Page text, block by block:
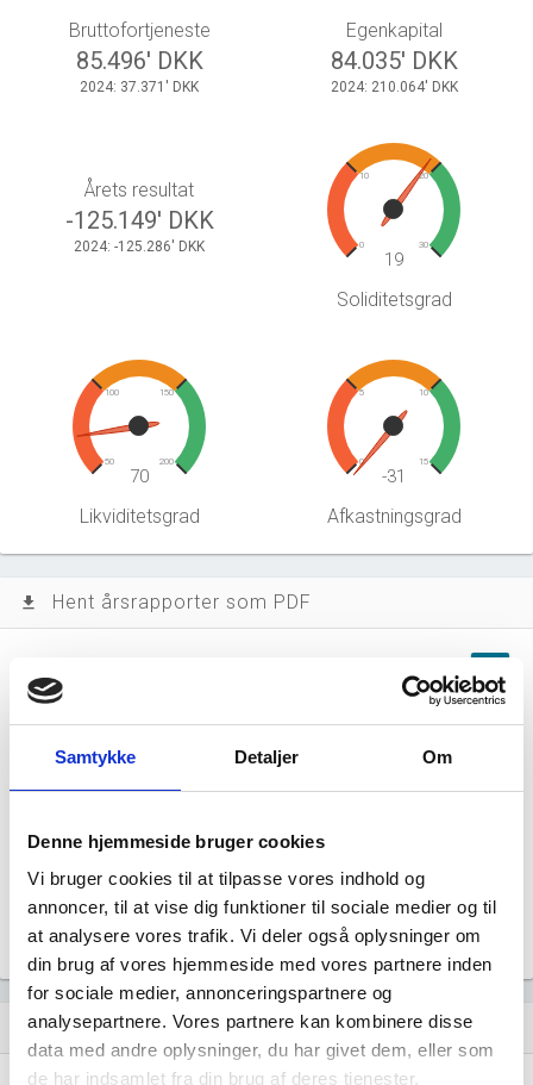
Samtykke Detaljer Om
Denne hjemmeside bruger cookies
Vi bruger cookies til at tilpasse vores indhold og
annoncer, til at vise dig funktioner til sociale medier og til
at analysere vores trafik. Vi deler også oplysninger om
din brug af vores hjemmeside med vores partnere inden
for sociale medier, annonceringspartnere og
analysepartnere. Vores partnere kan kombinere disse
data med andre oplysninger, du har givet dem, eller som
de har indsamlet fra din brug af deres tjenester.
Bruttofortjeneste
85.496' DKK
2024: 37.371' DKK
Egenkapital
84.035' DKK
2024: 210.064' DKK
Årets resultat
-125.149' DKK
2024: -125.286' DKK 0
10 20
30
19
Soliditetsgrad
50
100 150
200
70
Likviditetsgrad
0
5 10
15
-31
Afkastningsgrad
file_download Hent årsrapporter som PDF
Årsrapporten 2023-12 file_download
Årsrapporten 2021-12
assignment Regnskaber